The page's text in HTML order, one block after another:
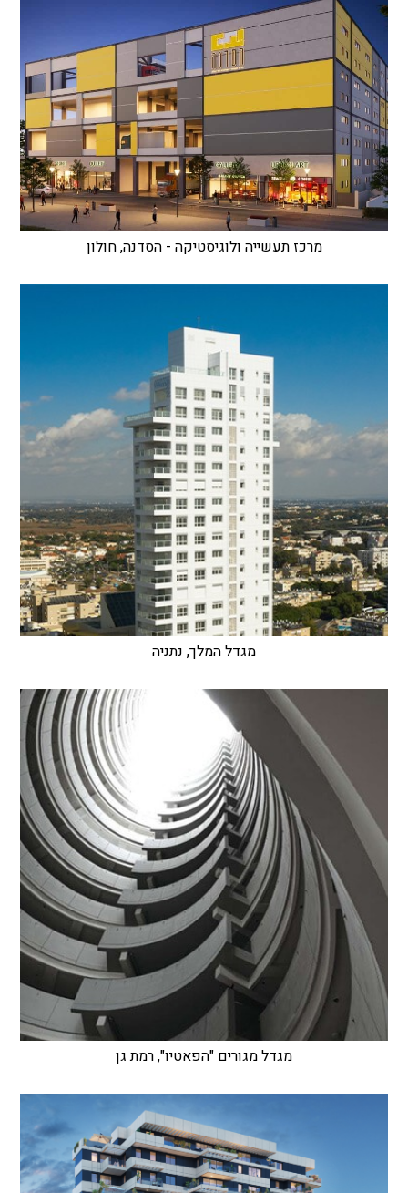
מרכז תעשייה ולוגיסטיקה - הסדנה, חולון
מגדל המלך, נתניה
מגדל מגורים "הפאטיו", רמת גן